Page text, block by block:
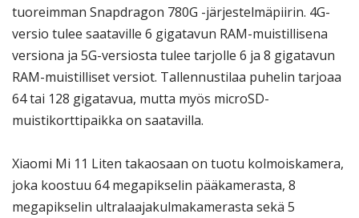
tuoreimman Snapdragon 780G -järjestelmäpiirin. 4G-
versio tulee saataville 6 gigatavun RAM-muistillisena
versiona ja 5G-versiosta tulee tarjolle 6 ja 8 gigatavun
RAM-muistilliset versiot. Tallennustilaa puhelin tarjoaa
64 tai 128 gigatavua, mutta myös microSD-
muistikorttipaikka on saatavilla.
Xiaomi Mi 11 Liten takaosaan on tuotu kolmoiskamera,
joka koostuu 64 megapikselin pääkamerasta, 8
megapikselin ultralaajakulmakamerasta sekä 5